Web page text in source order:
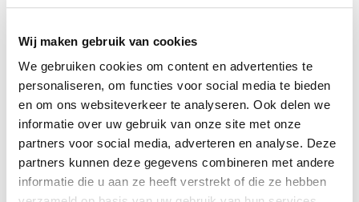
Wij maken gebruik van cookies
We gebruiken cookies om content en advertenties te
personaliseren, om functies voor social media te bieden
en om ons websiteverkeer te analyseren. Ook delen we
informatie over uw gebruik van onze site met onze
partners voor social media, adverteren en analyse. Deze
partners kunnen deze gegevens combineren met andere
informatie die u aan ze heeft verstrekt of die ze hebben
11
februari
2027
Regionale